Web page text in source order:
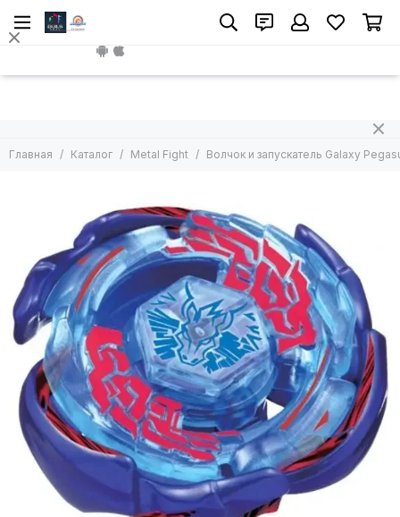
Metal Fight
Все товары
Главная Каталог Metal Fight Волчок и запускатель Galaxy